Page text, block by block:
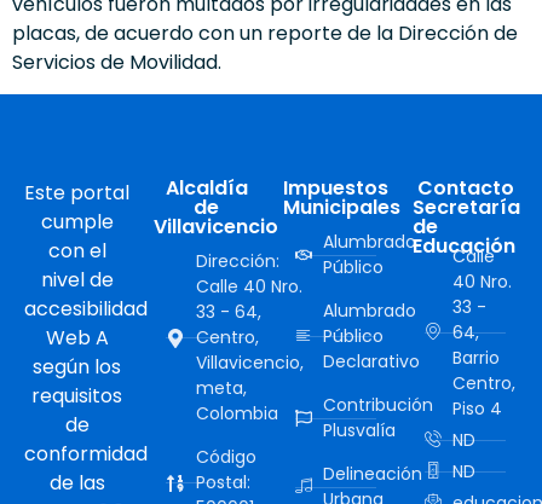
placas, de acuerdo con un reporte de la Dirección de
Servicios de Movilidad.
Este portal
cumple
con el
nivel de
accesibilidad
Web A
según los
requisitos
de
conformidad
de las
Alcaldía
de
Villavicencio
Dirección:
Calle 40 Nro.
33 - 64,
Centro,
Villavicencio,
meta,
Colombia
Código
Postal:
Impuestos
Municipales
Alumbrado
Público
Alumbrado
Público
Declarativo
Contribución
Plusvalía
Delineación
Contacto
Secretaría
de
Educación
Calle
40 Nro.
33 -
64,
Barrio
Centro,
Piso 4
ND
ND